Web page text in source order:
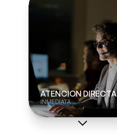
ATENCION DIRECTA
INMEDIATA